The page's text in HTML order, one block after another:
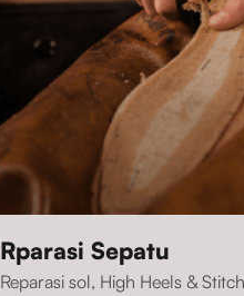
Rparasi Sepatu
Reparasi sol, High Heels &